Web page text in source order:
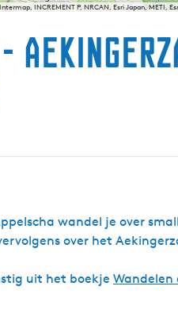
INCREMENT P, NRCAN, Esri Japan,
wandel je over
over het
uit het boekje Wandelen